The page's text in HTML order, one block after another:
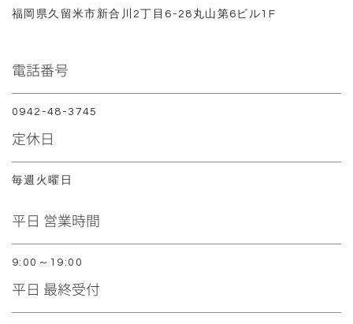
福岡県久留米市新合川2丁目6-28丸山第6ビル1F
電話番号
0942-48-3745
定休日
毎週火曜日
平日 営業時間
9:00～19:00
平日 最終受付